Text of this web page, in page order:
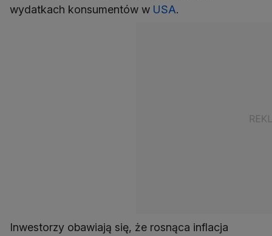
wydatkach konsumentów w USA.
Inwestorzy obawiają się, że rosnąca inflacja